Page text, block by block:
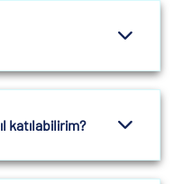
katılabilirim?